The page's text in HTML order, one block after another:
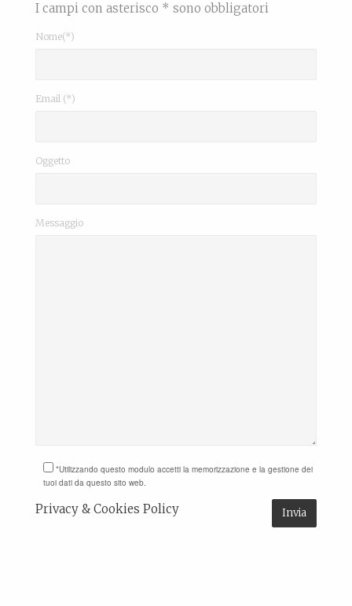
I campi con asterisco * sono obbligatori
Nome(*)
Email (*)
Oggetto
Messaggio
*Utilizzando questo modulo accetti la memorizzazione e la gestione dei
tuoi dati da questo sito web.
Privacy & Cookies Policy